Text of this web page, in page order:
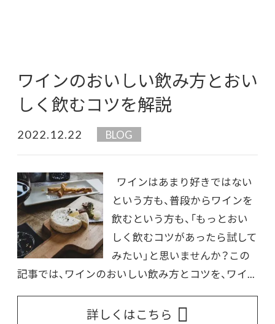
ワインのおいしい飲み方とおい
しく飲むコツを解説
2022.12.22 BLOG
ワインはあまり好きではない
という方も、普段からワインを
飲むという方も、「もっとおい
しく飲むコツがあったら試して
みたい」と思いませんか？この
記事では、ワインのおいしい飲み方とコツを、ワイ...
詳しくはこちら